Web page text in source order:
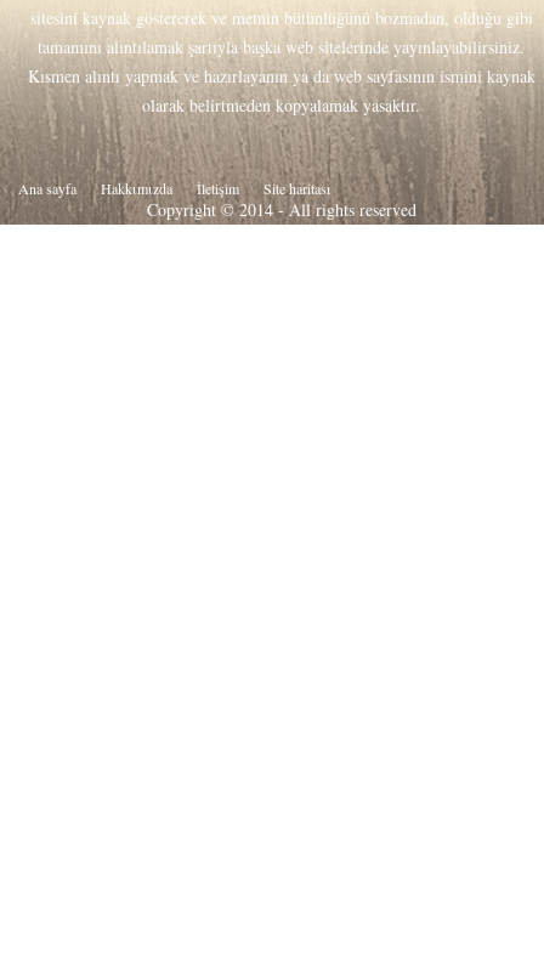
sitesini kaynak göstererek ve metnin bütünlüğünü bozmadan, olduğu gibi
tamamını alıntılamak şartıyla başka web sitelerinde yayınlayabilirsiniz.
Kısmen alıntı yapmak ve hazırlayanın ya da web sayfasının ismini kaynak
olarak belirtmeden kopyalamak yasaktır.
Ana sayfa Hakkιmιzda İletişim Site haritası
Copyright © 2014 - All rights reserved